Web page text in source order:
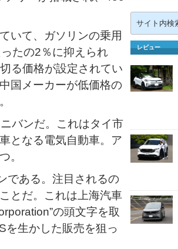
いて、ガソリンの乗用
たの2％に抑えられ
る価格が設定されてい
国メーカーが低価格の
バンだ。これはタイ市
となる電気自動車。ア
。
である。注目されるの
とだ。これは上海汽車
の頭文字を取
を生かした販売を狙っ
索:
レビュー